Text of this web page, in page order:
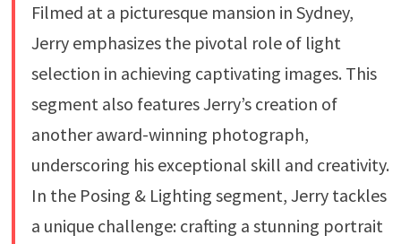
Filmed at a picturesque mansion in Sydney,
Jerry emphasizes the pivotal role of light
selection in achieving captivating images. This
segment also features Jerry’s creation of
another award-winning photograph,
underscoring his exceptional skill and creativity.
In the Posing & Lighting segment, Jerry tackles
a unique challenge: crafting a stunning portrait